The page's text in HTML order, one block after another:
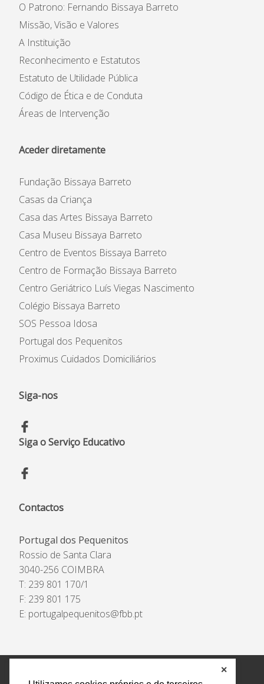
✕
O Patrono: Fernando Bissaya Barreto
Missão, Visão e Valores
A Instituição
Reconhecimento e Estatutos
Estatuto de Utilidade Pública
Código de Ética e de Conduta
Áreas de Intervenção
Aceder diretamente
Fundação Bissaya Barreto
Casas da Criança
Casa das Artes Bissaya Barreto
Casa Museu Bissaya Barreto
Centro de Eventos Bissaya Barreto
Centro de Formação Bissaya Barreto
Centro Geriátrico Luís Viegas Nascimento
Colégio Bissaya Barreto
SOS Pessoa Idosa
Portugal dos Pequenitos
Proximus Cuidados Domiciliários
Siga-nos
Siga o Serviço Educativo
Contactos
Portugal dos Pequenitos
Rossio de Santa Clara
3040-256 COIMBRA
T: 239 801 170/1
F: 239 801 175
E: portugalpequenitos@fbb.pt
Política de Privacidade e Tratamento de Dados